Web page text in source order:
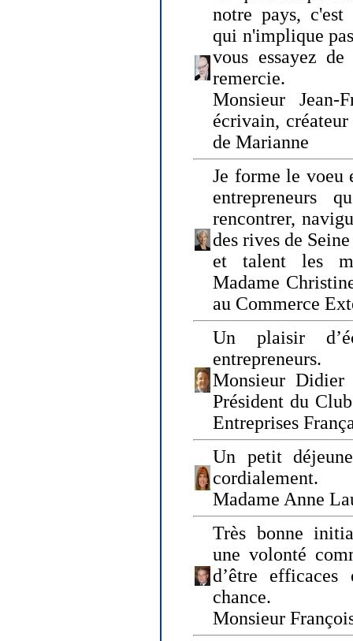
notre pays,
qui n'implique
vous essayez
remercie.
Monsieur Jean-
écrivain,
de Marianne
Je forme le voeu
entrepreneurs
rencontrer,
des rives de
et talent les
Madame
au Commerce
Un plaisir
entrepreneurs.
Monsieur
Président du
Entreprises
Un petit
cordialement.
Madame Anne
Très bonne
une volonté
d’être
chance.
Monsieur